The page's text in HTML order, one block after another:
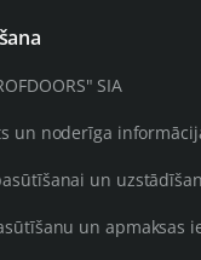
SIA
un noderīga
un
un apmaksas